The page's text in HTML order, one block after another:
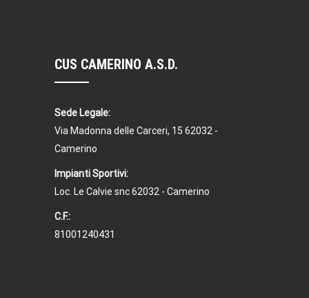
CUS CAMERINO A.S.D.
Sede Legale:
Via Madonna delle Carceri, 15 62032 -
Camerino
Impianti Sportivi:
Loc. Le Calvie snc 62032 - Camerino
C.F.:
81001240431